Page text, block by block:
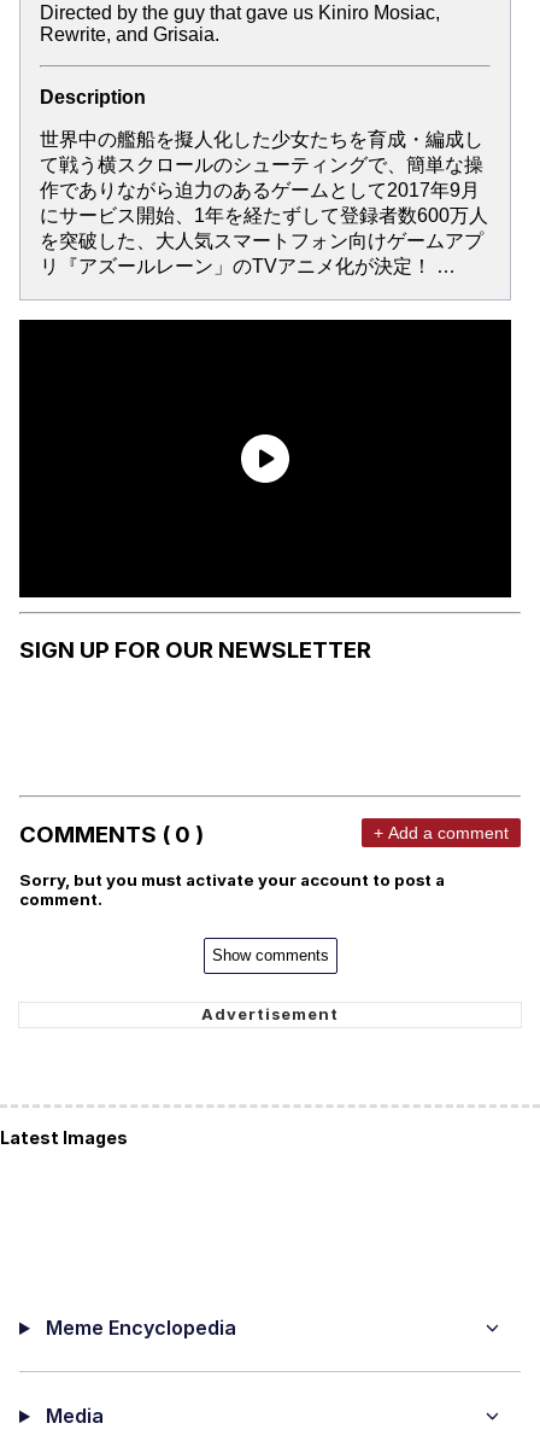
Directed by the guy that gave us Kiniro Mosiac,
Rewrite, and Grisaia.
Description
世界中の艦船を擬人化した少女たちを育成・編成し
て戦う横スクロールのシューティングで、簡単な操
作でありながら迫力のあるゲームとして2017年9月
にサービス開始、1年を経たずして登録者数600万人
を突破した、大人気スマートフォン向けゲームアプ
リ『アズールレーン」のTVアニメ化が決定！ …
SIGN UP FOR OUR NEWSLETTER
COMMENTS ( 0 ) + Add a comment
Sorry, but you must activate your account to post a
comment.
Show comments
Latest Images
Meme Encyclopedia
Media